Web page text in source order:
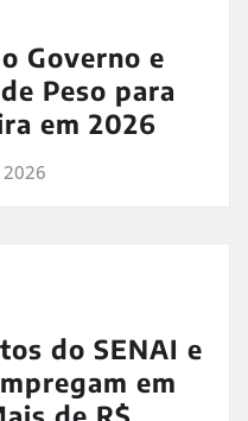
Governo e
Peso para
em 2026
do SENAI e
em